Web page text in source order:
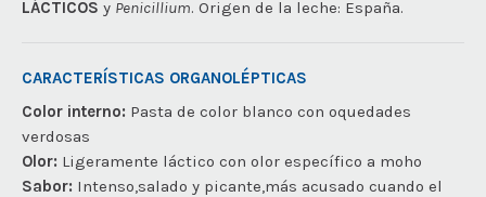
LÁCTICOS y Penicillium. Origen de la leche: España.
CARACTERÍSTICAS ORGANOLÉPTICAS
Color interno: Pasta de color blanco con oquedades
verdosas
Olor: Ligeramente láctico con olor específico a moho
Sabor: Intenso,salado y picante,más acusado cuando el